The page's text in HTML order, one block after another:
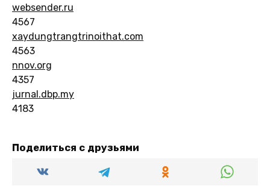
websender.ru
4567
xaydungtrangtrinoithat.com
4563
nnov.org
4357
jurnal.dbp.my
4183
Поделиться с друзьями